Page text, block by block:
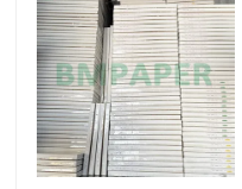
製品
企業情報